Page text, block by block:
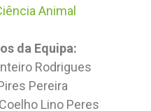
Animal
da Equipa:
Rodrigues
Pereira
Lino Peres